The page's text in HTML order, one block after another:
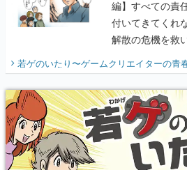
編】すべての責
付いてきてくれ
解散の危機を救
開く。業界の快
『少年ジャンプ
り】
若ゲのいたり〜ゲームクリエイターの青